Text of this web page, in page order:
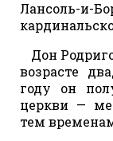
Лансоль-
Дон
возрасте
году он
церкви —
тем